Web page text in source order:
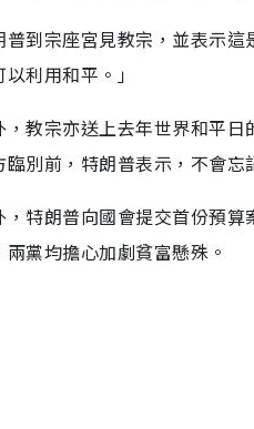
普到宗座宮見教宗，並表示
以利用和平。」
，教宗亦送上去年世界和平
臨別前，特朗普表示，不會忘
，特朗普向國會提交首份預
兩黨均擔心加劇貧富懸殊。